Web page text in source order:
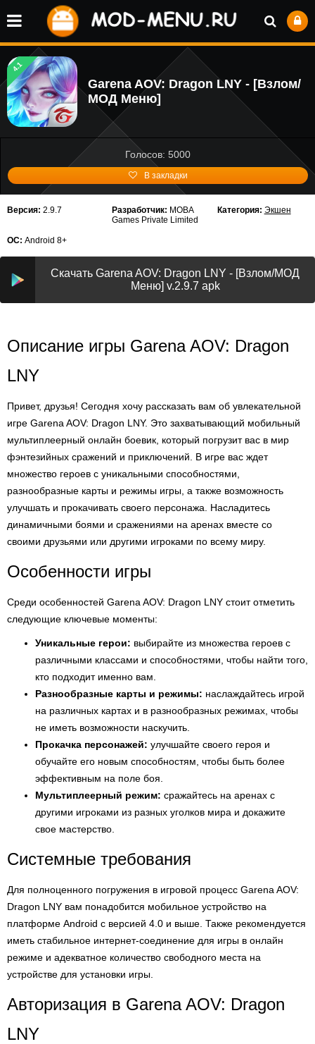
4.1
Garena AOV: Dragon LNY - [Взлом/
МОД Меню]
Голосов: 5000
В закладки
Версия: 2.9.7 Разработчик: MOBA
Games Private Limited
Категория: Экшен
ОС: Android 8+
Скачать Garena AOV: Dragon LNY - [Взлом/МОД
Меню] v.2.9.7 apk
Описание игры Garena AOV: Dragon
LNY
Привет, друзья! Сегодня хочу рассказать вам об увлекательной
игре Garena AOV: Dragon LNY. Это захватывающий мобильный
мультиплеерный онлайн боевик, который погрузит вас в мир
фэнтезийных сражений и приключений. В игре вас ждет
множество героев с уникальными способностями,
разнообразные карты и режимы игры, а также возможность
улучшать и прокачивать своего персонажа. Насладитесь
динамичными боями и сражениями на аренах вместе со
своими друзьями или другими игроками по всему миру.
Особенности игры
Среди особенностей Garena AOV: Dragon LNY стоит отметить
следующие ключевые моменты:
Уникальные герои: выбирайте из множества героев с
различными классами и способностями, чтобы найти того,
кто подходит именно вам.
Разнообразные карты и режимы: наслаждайтесь игрой
на различных картах и в разнообразных режимах, чтобы
не иметь возможности наскучить.
Прокачка персонажей: улучшайте своего героя и
обучайте его новым способностям, чтобы быть более
эффективным на поле боя.
Мультиплеерный режим: сражайтесь на аренах с
другими игроками из разных уголков мира и докажите
свое мастерство.
Системные требования
Для полноценного погружения в игровой процесс Garena AOV:
Dragon LNY вам понадобится мобильное устройство на
платформе Android с версией 4.0 и выше. Также рекомендуется
иметь стабильное интернет-соединение для игры в онлайн
режиме и адекватное количество свободного места на
устройстве для установки игры.
Авторизация в Garena AOV: Dragon
LNY